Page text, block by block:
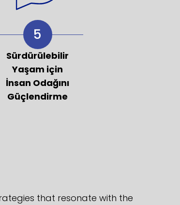
5
Sürdürülebilir
Yaşam için
İnsan Odağını
Güçlendirme
that resonate with the